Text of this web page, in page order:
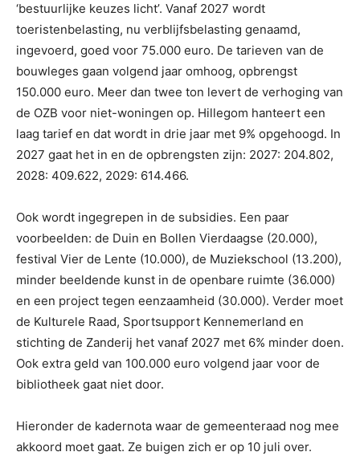
‘bestuurlijke keuzes licht’. Vanaf 2027 wordt
toeristenbelasting, nu verblijfsbelasting genaamd,
ingevoerd, goed voor 75.000 euro. De tarieven van de
bouwleges gaan volgend jaar omhoog, opbrengst
150.000 euro. Meer dan twee ton levert de verhoging van
de OZB voor niet-woningen op. Hillegom hanteert een
laag tarief en dat wordt in drie jaar met 9% opgehoogd. In
2027 gaat het in en de opbrengsten zijn: 2027: 204.802,
2028: 409.622, 2029: 614.466.
Ook wordt ingegrepen in de subsidies. Een paar
voorbeelden: de Duin en Bollen Vierdaagse (20.000),
festival Vier de Lente (10.000), de Muziekschool (13.200),
minder beeldende kunst in de openbare ruimte (36.000)
en een project tegen eenzaamheid (30.000). Verder moet
de Kulturele Raad, Sportsupport Kennemerland en
stichting de Zanderij het vanaf 2027 met 6% minder doen.
Ook extra geld van 100.000 euro volgend jaar voor de
bibliotheek gaat niet door.
Hieronder de kadernota waar de gemeenteraad nog mee
akkoord moet gaat. Ze buigen zich er op 10 juli over.